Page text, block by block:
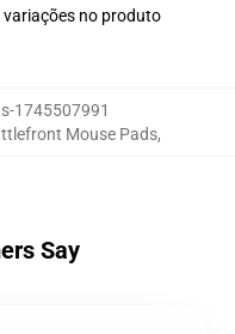
variações no produto
1745507991
Mouse Pads,
Say